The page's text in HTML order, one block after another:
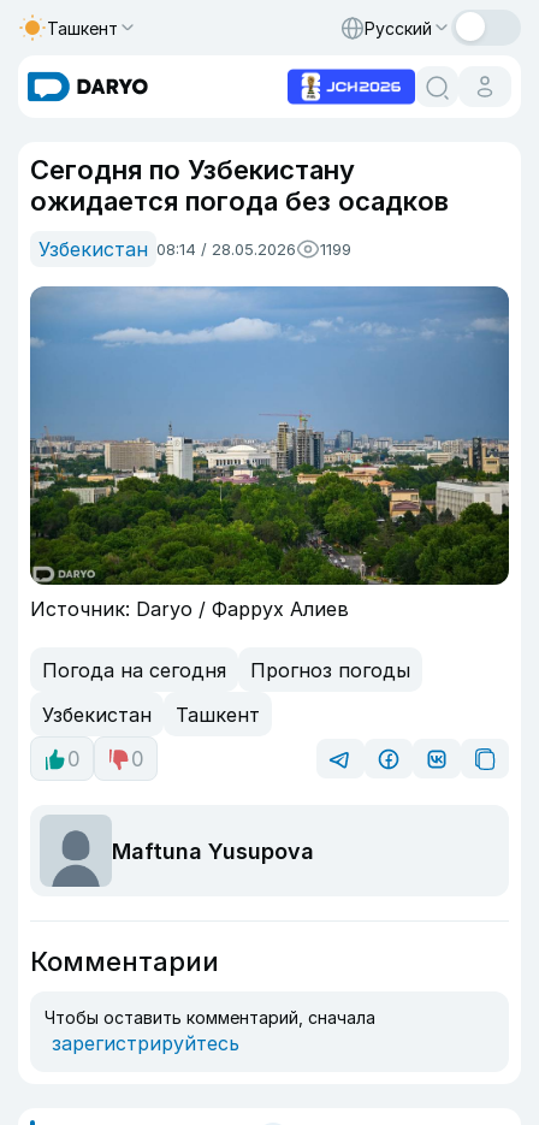
Ташкент Русский
Сегодня по Узбекистану
ожидается погода без осадков
Узбекистан 08:14 / 28.05.2026 1199
Источник: Daryo / Фаррух Алиев
Погода на сегодня
Прогноз погоды
Узбекистан
Ташкент
0
0
Maftuna Yusupova
Комментарии
Чтобы оставить комментарий, сначала
зарегистрируйтесь